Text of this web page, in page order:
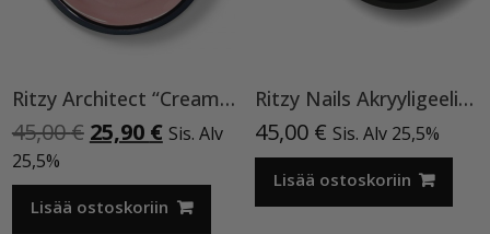
Ritzy Architect “Cream” rakennegeeli,50ml
45,00€ Alkuperäinen
oli:
45,00 €.
25,90 €Nykyinen
on:
25,90 €.
Sis. Alv
25,5%
Lisää ostoskoriin
Ritzy Nails Akryyligeeli “Nude Beige”,56ml TPO vapaa
45,00 € Sis. Alv 25,5%
Lisää ostoskoriin